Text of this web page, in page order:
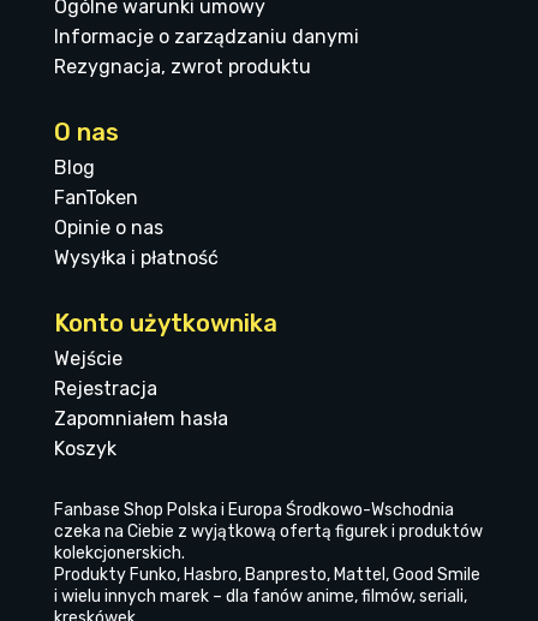
Ogólne warunki umowy
Informacje o zarządzaniu danymi
Rezygnacja, zwrot produktu
O nas
Blog
FanToken
Opinie o nas
Wysyłka i płatność
Konto użytkownika
Wejście
Rejestracja
Zapomniałem hasła
Koszyk
Fanbase Shop Polska i Europa Środkowo-Wschodnia
czeka na Ciebie z wyjątkową ofertą figurek i produktów
kolekcjonerskich.
Produkty Funko, Hasbro, Banpresto, Mattel, Good Smile
i wielu innych marek – dla fanów anime, filmów, seriali,